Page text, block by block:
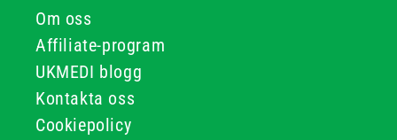
Om oss
Affiliate-program
UKMEDI blogg
Kontakta oss
Cookiepolicy